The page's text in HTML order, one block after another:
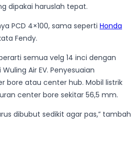
dipakai haruslah tepat.
PCD 4×100, sama seperti Honda
Fendy.
semua velg 14 inci dengan
Air EV. Penyesuaian
bore atau center hub. Mobil listrik
center bore sekitar 56,5 mm.
dibubut sedikit agar pas,” tambah